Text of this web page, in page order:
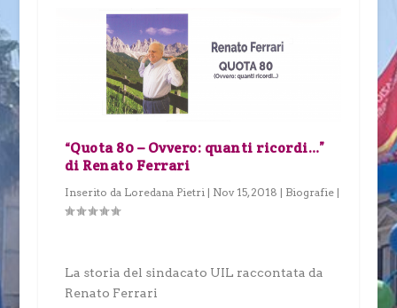
“Quota 80 – Ovvero: quanti ricordi…”
di Renato Ferrari
Inserito da Loredana Pietri| Nov 15, 2018 | Biografie|
La storia del sindacato UIL raccontata da
Renato Ferrari